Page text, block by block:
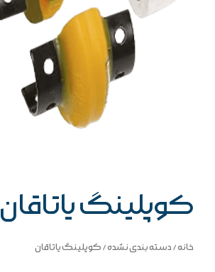
کوپلینگ یاتاقان
خانه/دسته بندی نشده/ کوپلینگ یاتاقان